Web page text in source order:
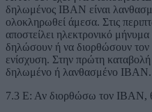
δηλωμένος IBAN είναι
ολοκληρωθεί άμεσα. Στις
αποστείλει ηλεκτρονικό
δηλώσουν ή να διορθώσουν
ενίσχυση. Στην πρώτη
δηλωμένο ή λανθασμένο IBAN.
7.3 Ε: Αν διορθώσω τον IBAN,